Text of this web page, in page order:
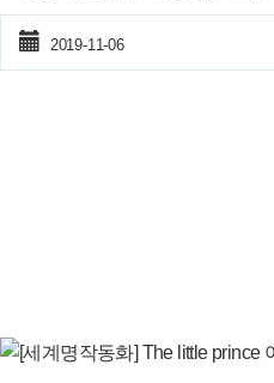
2019-11-06